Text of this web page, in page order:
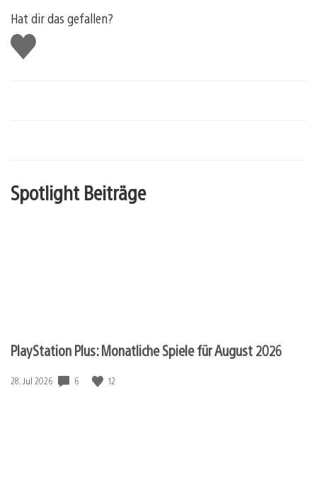
Hat dir das gefallen?
Gefällt
mir
Spotlight Beiträge
PlayStation Plus: Monatliche Spiele für August 2026
Veröffentlichungsdatum:
28. Jul 2026 6 12